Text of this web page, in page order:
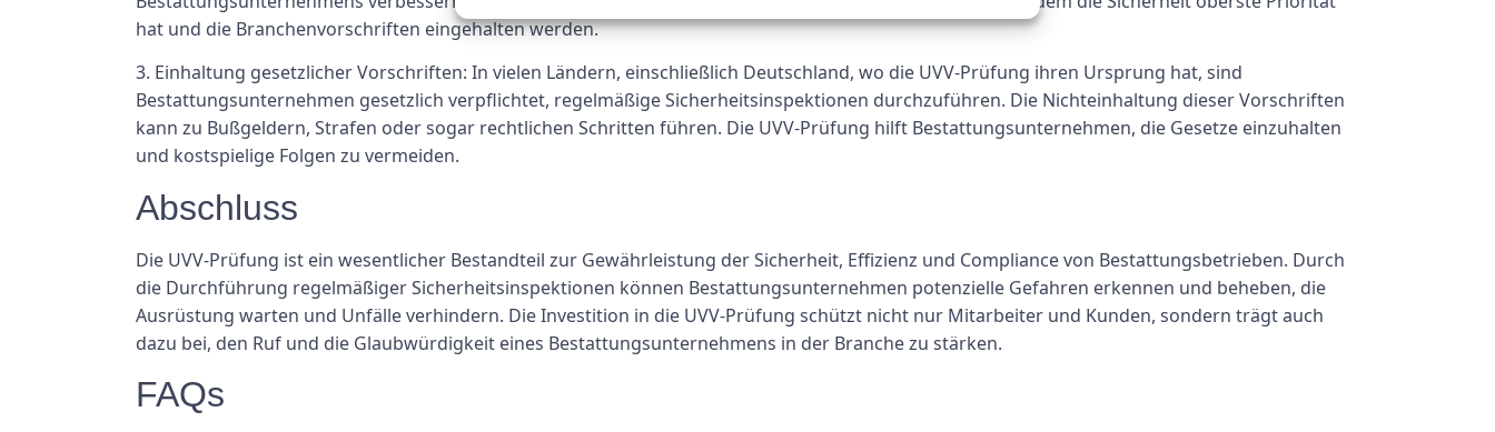
hat und die Branchenvorschriften eingehalten werden.
3. Einhaltung gesetzlicher Vorschriften: In vielen Ländern, einschließlich Deutschland, wo die UVV-Prüfung ihren Ursprung hat, sind
Bestattungsunternehmen gesetzlich verpflichtet, regelmäßige Sicherheitsinspektionen durchzuführen. Die Nichteinhaltung dieser Vorschriften
kann zu Bußgeldern, Strafen oder sogar rechtlichen Schritten führen. Die UVV-Prüfung hilft Bestattungsunternehmen, die Gesetze einzuhalten
und kostspielige Folgen zu vermeiden.
Abschluss
Die UVV-Prüfung ist ein wesentlicher Bestandteil zur Gewährleistung der Sicherheit, Effizienz und Compliance von Bestattungsbetrieben. Durch
die Durchführung regelmäßiger Sicherheitsinspektionen können Bestattungsunternehmen potenzielle Gefahren erkennen und beheben, die
Ausrüstung warten und Unfälle verhindern. Die Investition in die UVV-Prüfung schützt nicht nur Mitarbeiter und Kunden, sondern trägt auch
dazu bei, den Ruf und die Glaubwürdigkeit eines Bestattungsunternehmens in der Branche zu stärken.
FAQs